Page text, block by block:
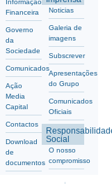
Informação
Financeira
Governo
da
Sociedade
Comunicados
Ação
Media
Capital
Contactos
Download
de
documentos
Noticias
Galeria de
imagens
Subscrever
Apresentações
do Grupo
Comunicados
Oficiais
Social
O nosso
compromisso